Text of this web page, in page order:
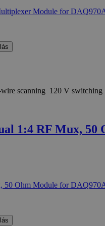
wire scanning 120 V
1:4 RF Mux,